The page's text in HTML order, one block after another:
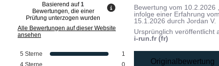
Basierend auf1
Bewertungen, die einer
Prüfung unterzogen wurden
Alle Bewertungen auf dieser Website
ansehen
5 Sterne
1
4 Sterne
0
Bewertung vom 10.2.2026
infolge einer Erfahrung
15.1.2026 durchJordan V.
Ursprünglich veröffentlicht
i-run.fr (fr)
Originalbewertung